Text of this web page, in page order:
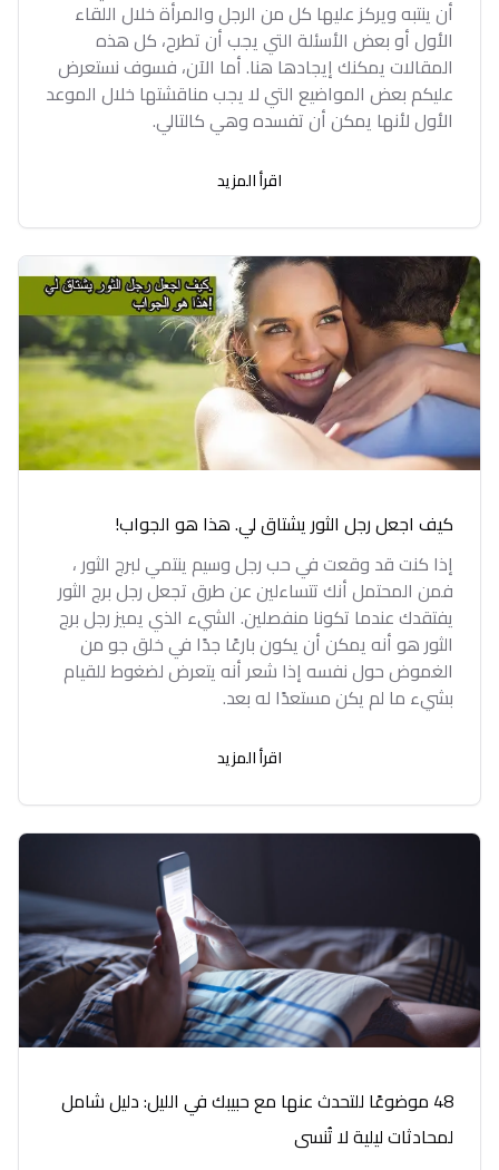
أن ينتبه ويركز عليها كل من الرجل والمرأة خلال اللقاء
الأول أو بعض الأسئلة التي يجب أن تطرح، كل هذه
المقالات يمكنك إيجادها هنا. أما الآن، فسوف نستعرض
عليكم بعض المواضيع التي لا يجب مناقشتها خلال الموعد
الأول لأنها يمكن أن تفسده وهي كالتالي.
اقرأ المزيد
كيف اجعل رجل الثور يشتاق لي. هذا هو الجواب!
إذا كنت قد وقعت في حب رجل وسيم ينتمي لبرج الثور ،
فمن المحتمل أنك تتساءلين عن طرق تجعل رجل برج الثور
يفتقدك عندما تكونا منفصلين. الشيء الذي يميز رجل برج
الثور هو أنه يمكن أن يكون بارعًا جدًا في خلق جو من
الغموض حول نفسه إذا شعر أنه يتعرض لضغوط للقيام
بشيء ما لم يكن مستعدًا له بعد.
اقرأ المزيد
48 موضوعًا للتحدث عنها مع حبيبك في الليل: دليل شامل
لمحادثات ليلية لا تُنسى